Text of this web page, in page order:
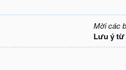
Mời các
Lưu ý từ